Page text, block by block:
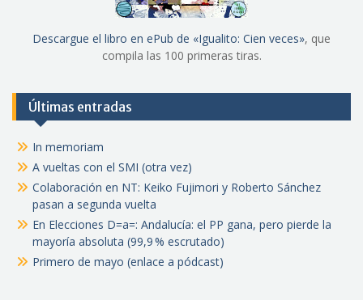
Descargue el libro en ePub de «Igualito: Cien veces», que
compila las 100 primeras tiras.
Últimas entradas
In memoriam
A vueltas con el SMI (otra vez)
Colaboración en NT: Keiko Fujimori y Roberto Sánchez
pasan a segunda vuelta
En Elecciones D=a=: Andalucía: el PP gana, pero pierde la
mayoría absoluta (99,9 % escrutado)
Primero de mayo (enlace a pódcast)